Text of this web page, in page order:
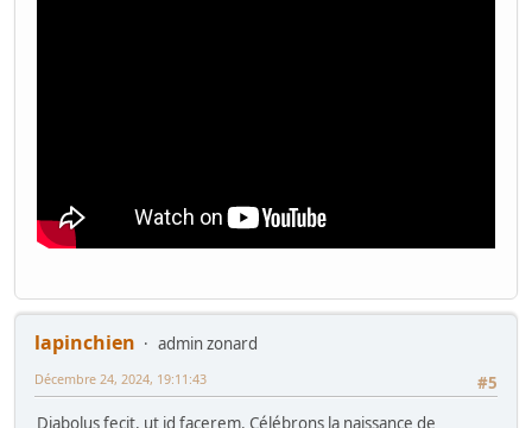
lapinchien
admin zonard
#5
Décembre 24, 2024, 19:11:43
Diabolus fecit, ut id facerem. Célébrons la naissance de